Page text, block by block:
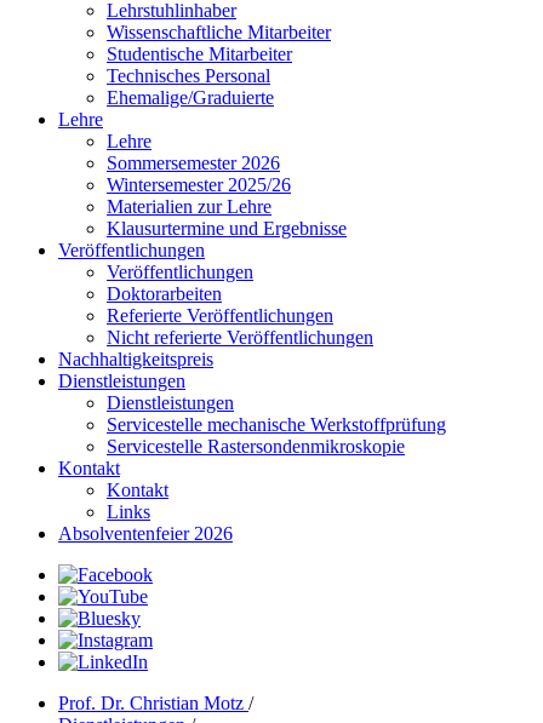
Lehrstuhlinhaber
Wissenschaftliche Mitarbeiter
Studentische Mitarbeiter
Technisches Personal
Ehemalige/Graduierte
Lehre
Lehre
Sommersemester 2026
Wintersemester 2025/26
Materialien zur Lehre
Klausurtermine und Ergebnisse
Veröffentlichungen
Veröffentlichungen
Doktorarbeiten
Referierte Veröffentlichungen
Nicht referierte Veröffentlichungen
Nachhaltigkeitspreis
Dienstleistungen
Dienstleistungen
Servicestelle mechanische Werkstoffprüfung
Servicestelle Rastersondenmikroskopie
Kontakt
Kontakt
Links
Absolventenfeier 2026
Prof. Dr. Christian Motz /